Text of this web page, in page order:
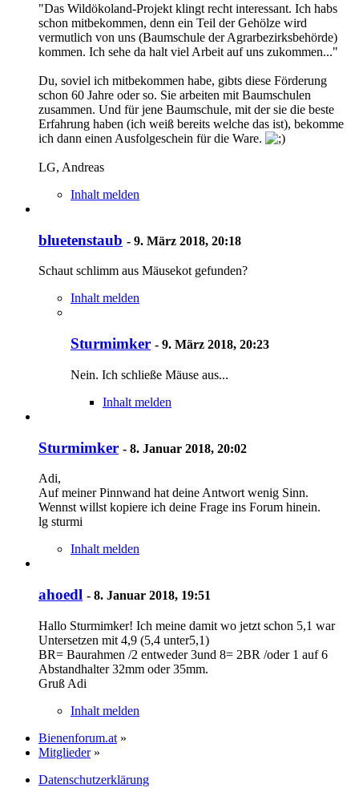
"Das Wildökoland-Projekt klingt recht interessant. Ich habs
schon mitbekommen, denn ein Teil der Gehölze wird
vermutlich von uns (Baumschule der Agrarbezirksbehörde)
kommen. Ich sehe da halt viel Arbeit auf uns zukommen..."
Du, soviel ich mitbekommen habe, gibts diese Förderung
schon 60 Jahre oder so. Sie arbeiten mit Baumschulen
zusammen. Und für jene Baumschule, mit der sie die beste
Erfahrung haben (ich weiß bereits welche das ist), bekomme
ich dann einen Ausfolgeschein für die Ware.
LG, Andreas
Inhalt melden
bluetenstaub - 9. März 2018, 20:18
Schaut schlimm aus Mäusekot gefunden?
Inhalt melden
Sturmimker - 9. März 2018, 20:23
Nein. Ich schließe Mäuse aus...
Inhalt melden
Sturmimker - 8. Januar 2018, 20:02
Adi,
Auf meiner Pinnwand hat deine Antwort wenig Sinn.
Wennst willst kopiere ich deine Frage ins Forum hinein.
lg sturmi
Inhalt melden
ahoedl - 8. Januar 2018, 19:51
Hallo Sturmimker! Ich meine damit wo jetzt schon 5,1 war
Untersetzen mit 4,9 (5,4 unter5,1)
BR= Baurahmen /2 entweder 3und 8= 2BR /oder 1 auf 6
Abstandhalter 32mm oder 35mm.
Gruß Adi
Inhalt melden
Bienenforum.at »
Mitglieder »
Datenschutzerklärung